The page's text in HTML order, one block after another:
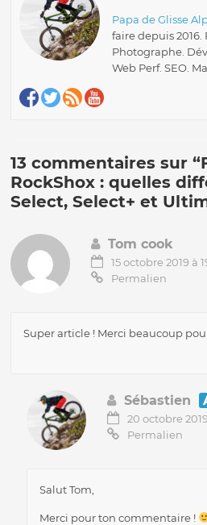
Papa de Glisse
faire depuis 2016.
Photographe.
Web Perf. SEO.
13 commentaires sur “
RockShox : quelles
Select, Select+ et
Tom cook
15 octobre 2019 à
Permalien
Super article ! Merci beaucoup
Sébastien
20 octobre
Permalien
Salut Tom,
Merci pour ton commentaire !